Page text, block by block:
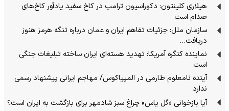
هیلاری کلینتون: دکوراسیون ترامپ در کاخ سفید یادآور کاخ‌های
صدام است
سازمان ملل: جزئیات تفاهم ایران و عمان درباره تنگه هرمز هنوز
دریافت…
نماینده کنگره آمریکا: تهدید هسته‌ای ایران ساخته تبلیغات جنگی
است
آینده نامعلوم طارمی در المپیاکوس/ مهاجم ایرانی پیشنهاد رسمی
ندارد
آیا بازخوانی «گل یاس» چراغ سبز شادمهر برای بازگشت به ایران است؟